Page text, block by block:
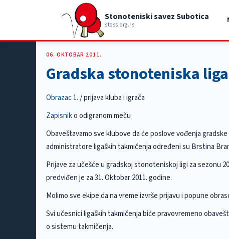
Stonoteniski savez Subotica
stoss.org.rs
06. OKTOBAR 2011.
Gradska stonoteniska
Obrazac 1./ prijava kluba i igrača
Zapisniko odigranom meču
Obaveštavamo sve klubove da će poslove vođenja
administratore ligaških takmičenja određeni su Brstina
Prijave za učešće u gradskoj stonoteniskoj ligi za sezonu
predviđen je za 31. Oktobar 2011. godine.
Molimo sve ekipe da na vreme izvrše prijavu i popune
Svi učesnici ligaških takmičenja biće pravovremeno
o sistemu takmičenja.